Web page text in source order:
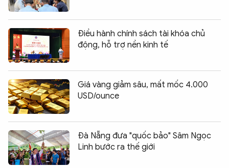
Điều hành chính sách tài khóa chủ
động, hỗ trợ nền kinh tế
Giá vàng giảm sâu, mất mốc 4.000
USD/ounce
Đà Nẵng đưa "quốc bảo" Sâm Ngọc
Linh bước ra thế giới